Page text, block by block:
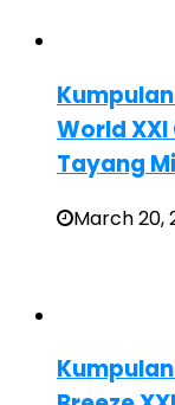
World
Tayang
March 20,